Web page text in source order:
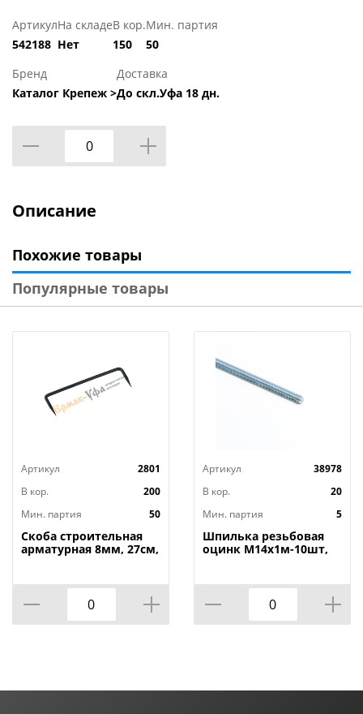
Артикул
542188
На складе
Нет
В кор.
150
Мин. партия
50
Бренд
Каталог Крепеж >
Доставка
До скл.Уфа 18 дн.
Описание
Похожие товары
Популярные товары
Артикул
2801
В кор.
200
Мин. партия
50
Скоба строительная
арматурная 8мм, 27см,
Артикул
38978
В кор.
20
Мин. партия
5
Шпилька резьбовая
оцинк М14х1м-10шт,